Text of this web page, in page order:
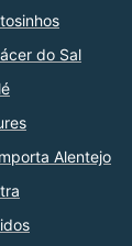
do Sal
Alentejo